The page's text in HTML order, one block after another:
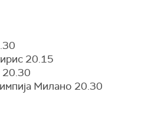
20.15
20.30
Милано 20.30